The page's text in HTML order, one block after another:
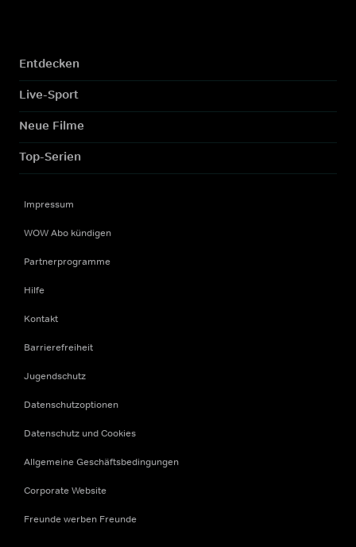
Entdecken
Live-Sport
Neue Filme
Top-Serien
Impressum
WOW Abo kündigen
Partnerprogramme
Hilfe
Kontakt
Barrierefreiheit
Jugendschutz
Datenschutzoptionen
Datenschutz und Cookies
Allgemeine Geschäftsbedingungen
Corporate Website
Freunde werben Freunde